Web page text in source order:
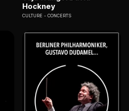
Hockney
CULTURE CONCERTS